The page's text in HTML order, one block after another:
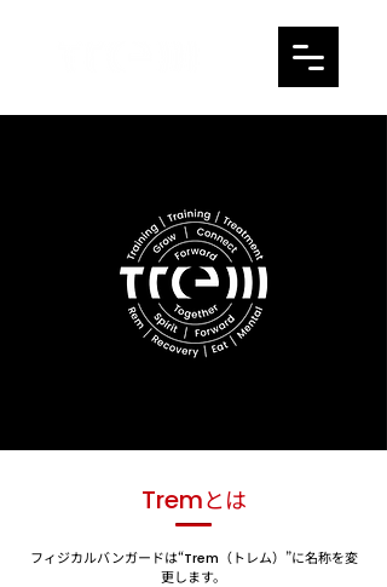
Trem​とは
フィジカルバンガードは“Trem （トレム）”に名称を変
更します。